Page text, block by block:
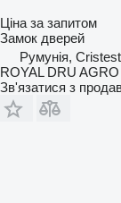
Ціна за запитом
Замок дверей
Румунія,
ROYAL DRU
Зв'язатися з